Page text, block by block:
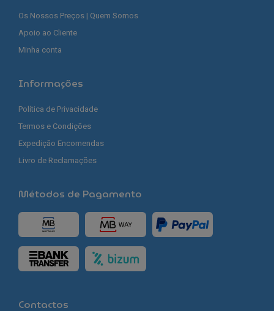
Os Nossos Preços | Quem Somos
Apoio ao Cliente
Minha conta
Informações
Política de Privacidade
Termos e Condições
Expedição Encomendas
Livro de Reclamações
Métodos de Pagamento
Contactos